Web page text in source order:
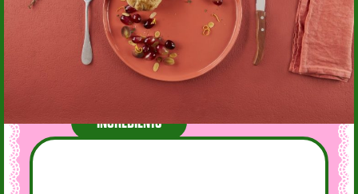
INGRÉDIENTS